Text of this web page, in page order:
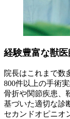
経験豊富な獣
院長はこれまで数
800件以上の手術
骨折や関節疾患、
基づいた適切な診
セカンドオピニオ